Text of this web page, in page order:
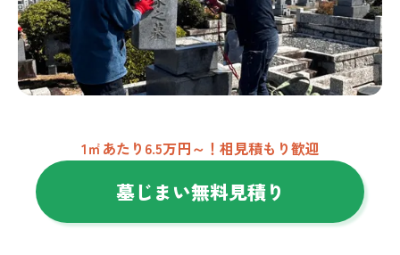
1㎡あたり6.5万円～！相見積もり歓迎
墓じまい無料見積り